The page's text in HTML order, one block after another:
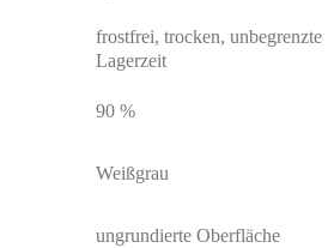
frostfrei, trocken, unbegrenzte
Lagerzeit
90 %
Weißgrau
ungrundierte Oberfläche